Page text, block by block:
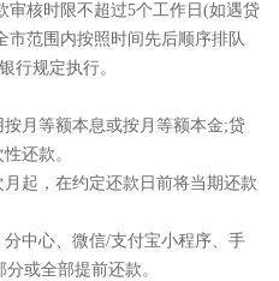
审核时限不超过5个工作日(如遇贷
市范围内按照时间先后顺序排队
行规定执行。
月等额本息或按月等额本金;贷
还款。
起，在约定还款日前将当期还款
中心、微信/支付宝小程序、手
或全部提前还款。